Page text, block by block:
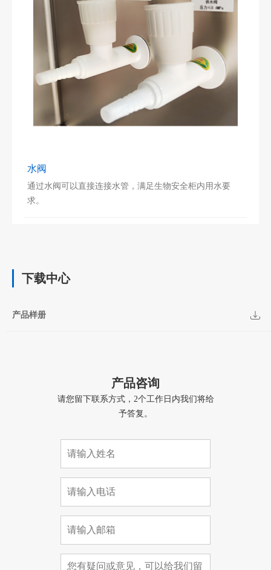
水阀
通过水阀可以直接连接水管，满足生物安全柜内用水要
求。
下载中心
产品样册
产品咨询
请您留下联系方式，2个工作日内我们将给
予答复。